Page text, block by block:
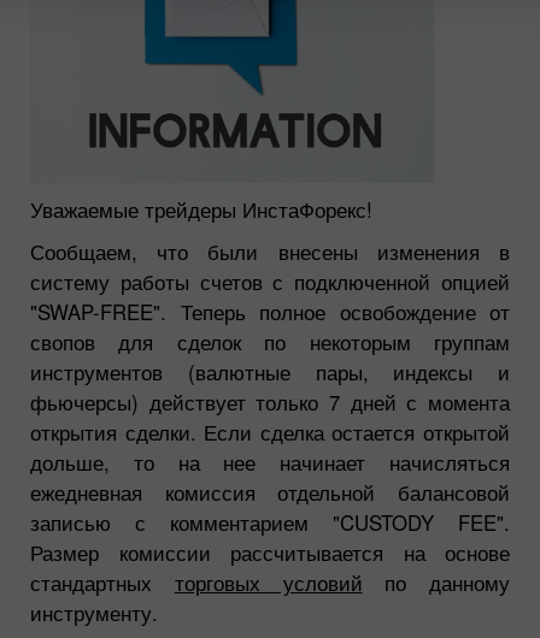
Уважаемые трейдеры ИнстаФорекс!
Сообщаем, что были внесены изменения в
систему работы счетов с подключенной опцией
"SWAP-FREE". Теперь полное освобождение от
свопов для сделок по некоторым группам
инструментов (валютные пары, индексы и
фьючерсы) действует только 7 дней с момента
открытия сделки. Если сделка остается открытой
дольше, то на нее начинает начисляться
ежедневная комиссия отдельной балансовой
записью с комментарием "CUSTODY FEE".
Размер комиссии рассчитывается на основе
стандартных торговых условий по данному
инструменту.